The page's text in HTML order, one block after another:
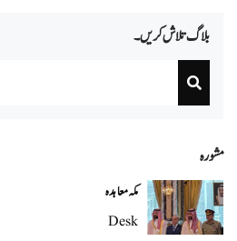
بلاگ تلاش کریں۔
مشورہ
مکہ معاہدہ
Desk